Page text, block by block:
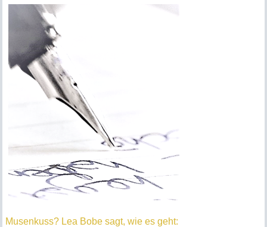
Musenkuss? Lea Bobe sagt, wie es geht: